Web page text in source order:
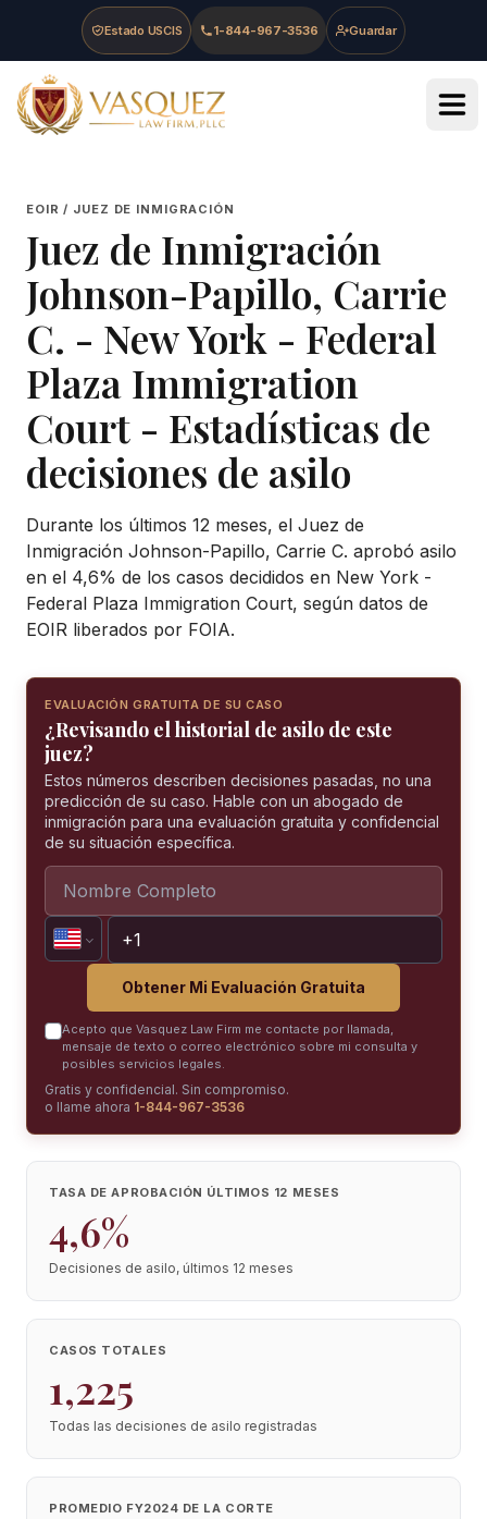
Skip to main content
Skip to navigation
Skip to footer
Estado USCIS 1-844-967-3536 Guardar
Vasquez Law Firm - Home
EOIR / JUEZ DE INMIGRACIÓN
Juez de Inmigración
Johnson-Papillo, Carrie
C. - New York - Federal
Plaza Immigration
Court - Estadísticas de
decisiones de asilo
Durante los últimos 12 meses, el Juez de
Inmigración Johnson-Papillo, Carrie C. aprobó asilo
en el 4,6% de los casos decididos en New York -
Federal Plaza Immigration Court, según datos de
EOIR liberados por FOIA.
EVALUACIÓN GRATUITA DE SU CASO
¿Revisando el historial de asilo de este
juez?
Estos números describen decisiones pasadas, no una
predicción de su caso. Hable con un abogado de
inmigración para una evaluación gratuita y confidencial
de su situación específica.
Obtener Mi Evaluación Gratuita
Acepto que Vasquez Law Firm me contacte por llamada,
mensaje de texto o correo electrónico sobre mi consulta y
posibles servicios legales.
Gratis y confidencial. Sin compromiso.
o llame ahora 1-844-967-3536
TASA DE APROBACIÓN ÚLTIMOS 12 MESES
4,6%
Decisiones de asilo, últimos 12 meses
CASOS TOTALES
1,225
Todas las decisiones de asilo registradas
PROMEDIO FY2024 DE LA CORTE